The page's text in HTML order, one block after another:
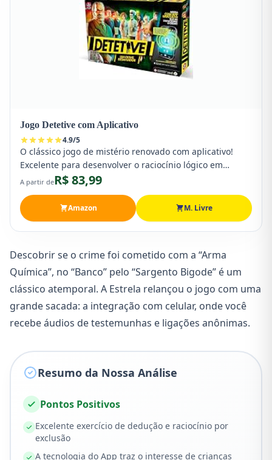
Jogo Detetive com Aplicativo
4.9/5
O clássico jogo de mistério renovado com aplicativo!
Excelente para desenvolver o raciocínio lógico em
crianças e promover debates divertidos em família.
A partir deR$ 83,99
Amazon M. Livre
Descobrir se o crime foi cometido com a “Arma
Química”, no “Banco” pelo “Sargento Bigode” é um
clássico atemporal. A Estrela relançou o jogo com uma
grande sacada: a integração com celular, onde você
recebe áudios de testemunhas e ligações anônimas.
Resumo da Nossa Análise
Pontos Positivos
Excelente exercício de dedução e raciocínio por
exclusão
A tecnologia do App traz o interesse de crianças